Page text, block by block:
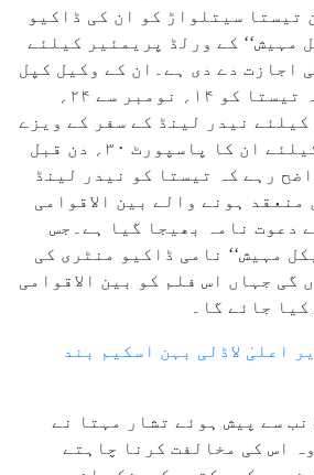
تیستا سیتلواڑ کو ان کی ڈاکیو
مہیش‘‘ کے ورلڈ پریمئیر کیلئے
اجازت دے دی ہے۔ان کے وکیل کپل
دنوں کیلئے نیدر لینڈ کے سفر کے ویزے
کی درخواست دینے کیلئے ان کا پاسپورٹ ۳۰؍ دن قبل
رہے کہ تیستا کو نیدر لینڈ
ہونے والے بین الاقوامی
دعوت نامہ بھیجا گیا ہے۔جس
مہیش‘‘ نامی ڈاکیو منٹری کی
گی جہاں اس فلم کو بین الاقوامی
جائے گا۔
اعلیٰ لاڈلی بہن اسکیم بند
سے پیش ہوئے تشار مہتا نے
اس کی مخالفت کرنا چاہتے